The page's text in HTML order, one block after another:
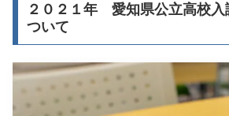
２０２１年 愛知県公立高校入
ついて